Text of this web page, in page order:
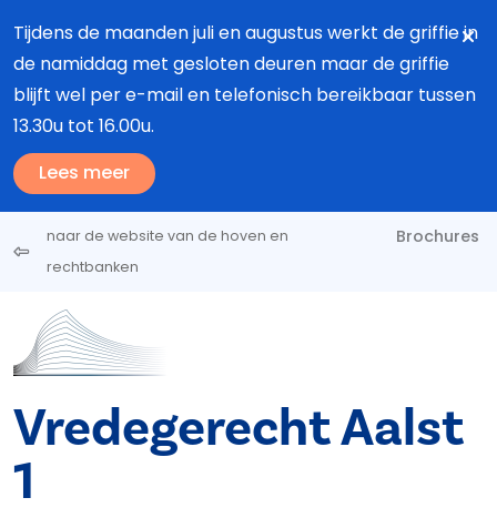
Tijdens de maanden juli en augustus werkt de griffie in
de namiddag met gesloten deuren maar de griffie
blijft wel per e-mail en telefonisch bereikbaar tussen
13.30u tot 16.00u.
Lees meer
naar de website van de hoven en
rechtbanken
Brochures
Vredegerecht Aalst
1